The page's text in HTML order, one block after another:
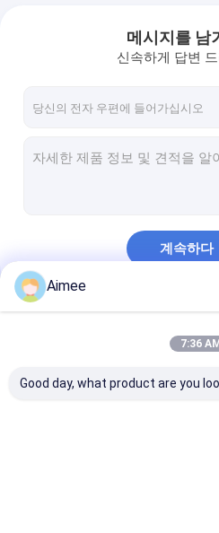
니트 와이어 메쉬 가스킷
압축 뜨개질을 한 철망사
금속 쿠션 댐퍼
길쌈된 철망사
메시지를 남
신속하게 답변
계속하다
Aimee
7:36 AM
Good day, what product are you